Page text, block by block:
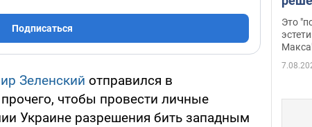
Подписаться
Зеленский отправился в
чтобы провести личные
Украине разрешения бить западным
Это